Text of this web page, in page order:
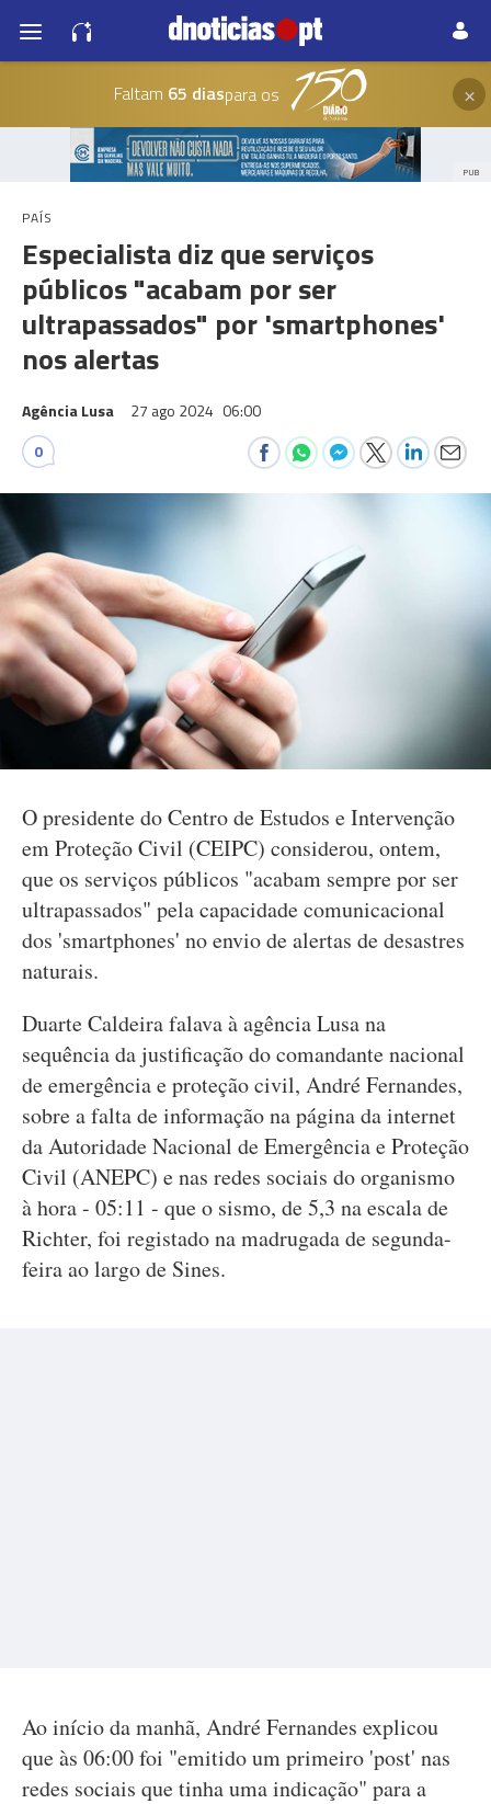
Faltam 65 diaspara os ×
PUB
PAÍS
Especialista diz que serviços
públicos "acabam por ser
ultrapassados" por 'smartphones'
nos alertas
Agência Lusa 27 ago 2024 06:00
0
O presidente do Centro de Estudos e Intervenção
em Proteção Civil (CEIPC) considerou, ontem,
que os serviços públicos "acabam sempre por ser
ultrapassados" pela capacidade comunicacional
dos 'smartphones' no envio de alertas de desastres
naturais.
Duarte Caldeira falava à agência Lusa na
sequência da justificação do comandante nacional
de emergência e proteção civil, André Fernandes,
sobre a falta de informação na página da internet
da Autoridade Nacional de Emergência e Proteção
Civil (ANEPC) e nas redes sociais do organismo
à hora - 05:11 - que o sismo, de 5,3 na escala de
Richter, foi registado na madrugada de segunda-
feira ao largo de Sines.
Ao início da manhã, André Fernandes explicou
que às 06:00 foi "emitido um primeiro 'post' nas
redes sociais que tinha uma indicação" para a